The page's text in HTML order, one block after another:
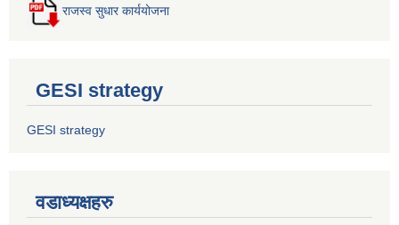
राजस्व सुधार कार्ययोजना
GESI strategy
GESI strategy
वडाध्यक्षहरु